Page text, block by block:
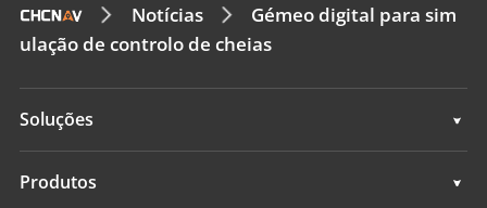
Notícias
Gémeo digital para sim
ulação de controlo de cheias
Soluções
Topografia e engenharia
Produtos